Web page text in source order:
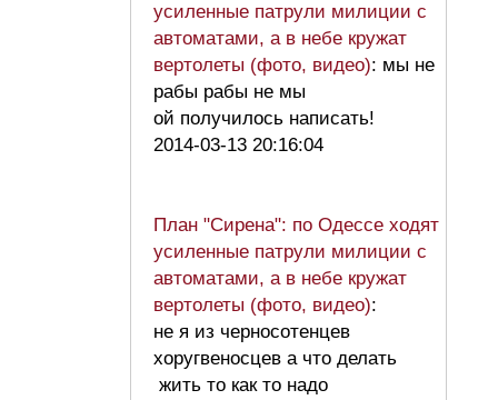
усиленные патрули милиции с
автоматами, а в небе кружат
вертолеты (фото, видео): мы не
рабы рабы не мы
ой получилось написать!
2014-03-13 20:16:04
План "Сирена": по Одессе ходят
усиленные патрули милиции с
автоматами, а в небе кружат
вертолеты (фото, видео):
не я из черносотенцев
хоругвеносцев а что делать
жить то как то надо